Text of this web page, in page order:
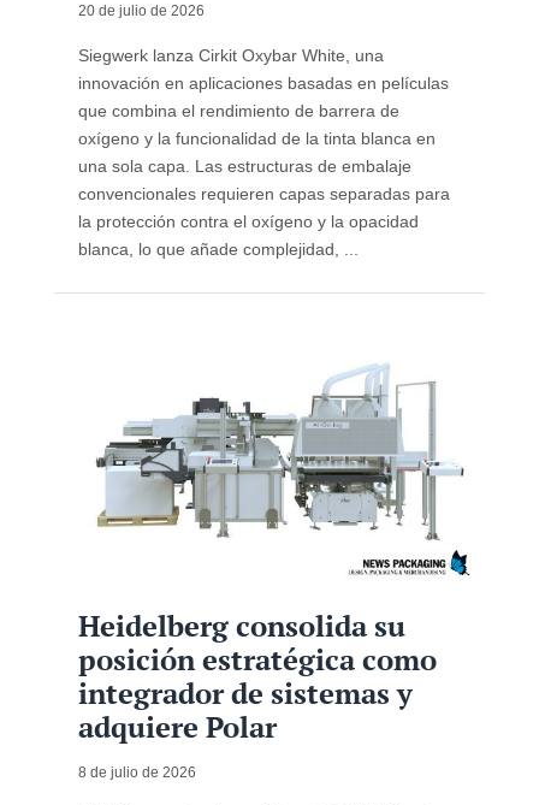
20 de julio de 2026
Siegwerk lanza Cirkit Oxybar White, una
innovación en aplicaciones basadas en películas
que combina el rendimiento de barrera de
oxígeno y la funcionalidad de la tinta blanca en
una sola capa. Las estructuras de embalaje
convencionales requieren capas separadas para
la protección contra el oxígeno y la opacidad
blanca, lo que añade complejidad, ...
Heidelberg consolida su
posición estratégica como
integrador de sistemas y
adquiere Polar
8 de julio de 2026